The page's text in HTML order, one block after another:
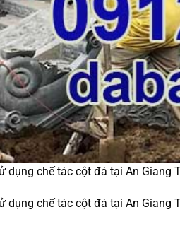
chế tác cột đá tại An Giang
chế tác cột đá tại An Giang